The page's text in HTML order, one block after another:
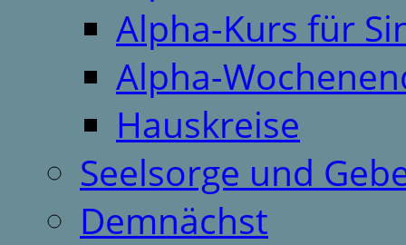
Alpha-Kurs für
Alpha-
Hauskreise
Seelsorge und
Demnächst